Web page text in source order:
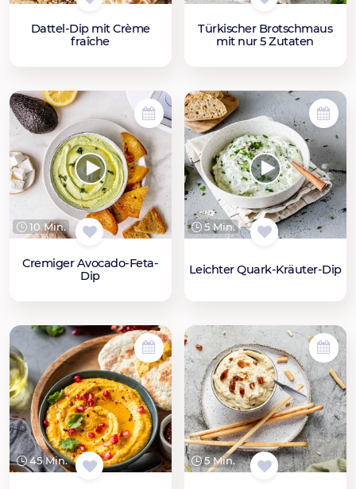
Dattel-Dip mit Crème
fraîche
Türkischer Brotschmaus
mit nur 5 Zutaten
10 Min.
Cremiger Avocado-Feta-
Dip
5 Min.
Leichter Quark-Kräuter-Dip
45 Min. 5 Min.